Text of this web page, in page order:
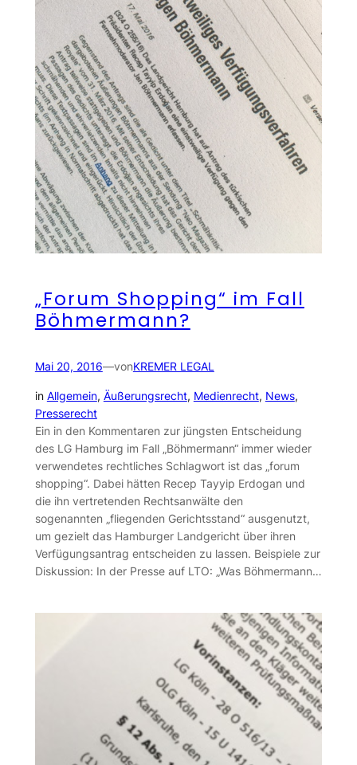
„Forum Shopping“ im Fall
Böhmermann?
Mai 20, 2016—vonKREMER LEGAL
in Allgemein, Äußerungsrecht, Medienrecht, News
Presserecht
Ein in den Kommentaren zur jüngsten Entscheidung
des LG Hamburg im Fall „Böhmermann“ immer wieder
verwendetes rechtliches Schlagwort ist das „forum
shopping“. Dabei hätten Recep Tayyip Erdogan und
die ihn vertretenden Rechtsanwälte den
sogenannten „fliegenden Gerichtsstand“ ausgenutzt,
um gezielt das Hamburger Landgericht über ihren
Verfügungsantrag entscheiden zu lassen. Beispiele zur
Diskussion: In der Presse auf LTO: „Was Böhmermann…